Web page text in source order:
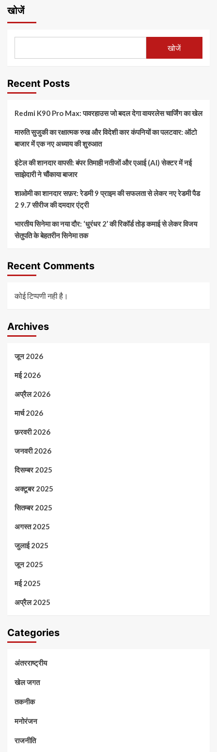
खोजें
खोजें
Recent Posts
Redmi K90 Pro Max: पावरहाउस जो बदल देगा वायरलेस चार्जिंग का खेल
मारुति सुजुकी का रक्षात्मक रुख और विदेशी कार कंपनियों का पलटवार: ऑटो
बाजार में एक नए अध्याय की शुरुआत
इंटेल की शानदार वापसी: बंपर तिमाही नतीजों और एआई (AI) सेक्टर में नई
साझेदारी ने चौंकाया बाजार
शाओमी का शानदार सफ़र: रेडमी 9 प्राइम की सफलता से लेकर नए रेडमी पैड
2 9.7 सीरीज की दमदार एंट्री
भारतीय सिनेमा का नया दौर: ‘धुरंधर 2’ की रिकॉर्ड तोड़ कमाई से लेकर विजय
सेतुपति के बेहतरीन सिनेमा तक
Recent Comments
कोई टिप्पणी नही है।
Archives
जून 2026
मई 2026
अप्रैल 2026
मार्च 2026
फ़रवरी 2026
जनवरी 2026
दिसम्बर 2025
अक्टूबर 2025
सितम्बर 2025
अगस्त 2025
जुलाई 2025
जून 2025
मई 2025
अप्रैल 2025
Categories
अंतरराष्ट्रीय
खेल जगत
तकनीक
मनोरंजन
राजनीति